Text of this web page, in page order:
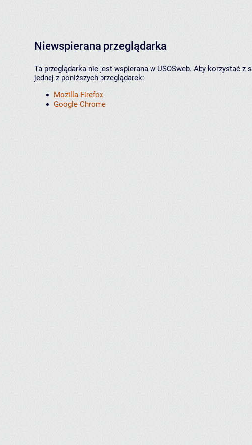
Niewspierana przeglądarka
Ta przeglądarka nie jest wspierana w USOSweb. Aby korzystać z
jednej z poniższych przeglądarek:
Mozilla Firefox
Google Chrome